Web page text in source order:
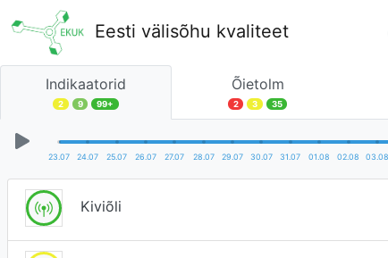
Eesti välisõhu kvaliteet
Indikaatorid
2 9 99+
Õietolm
2 3 35
23.07 24.07 25.07 26.07 27.07 28.07 29.07 30.07 31.07 01.08 02.08 03.08
Kiviõli